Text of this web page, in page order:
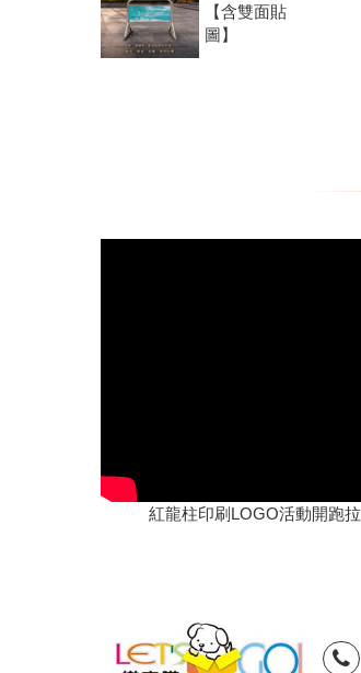
【含雙面貼
圖】
紅龍柱印刷LOGO活動開跑拉